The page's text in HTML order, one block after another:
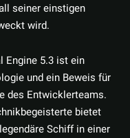
seiner einstigen
wird.
Engine 5.3 ist ein
und ein Beweis für
des Entwicklerteams.
bietet
Schiff in einer